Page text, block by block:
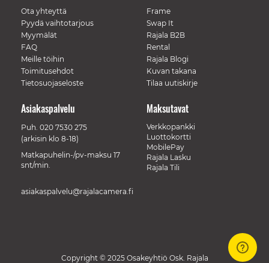
Ota yhteyttä
Pyydä vaihtotarjous
Myymälät
FAQ
Meille töihin
Toimitusehdot
Tietosuojaseloste
Frame
Swap It
Rajala B2B
Rental
Rajala Blogi
Kuvan takana
Tilaa uutiskirje
Maksutavat
Verkkopankki
Luottokortti
MobilePay
Rajala Lasku
Rajala Tili
Asiakaspalvelu
Puh. 020 7530 275
(arkisin klo 8-18)
Matkapuhelin-/pv-maksu 17
snt/min.
asiakaspalvelu@rajalacamera.fi
Copyright © 2025 Osakeyhtiö Osk. Rajala